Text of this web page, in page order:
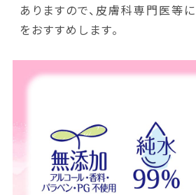
ありますので、皮膚科専門医等
をおすすめします。